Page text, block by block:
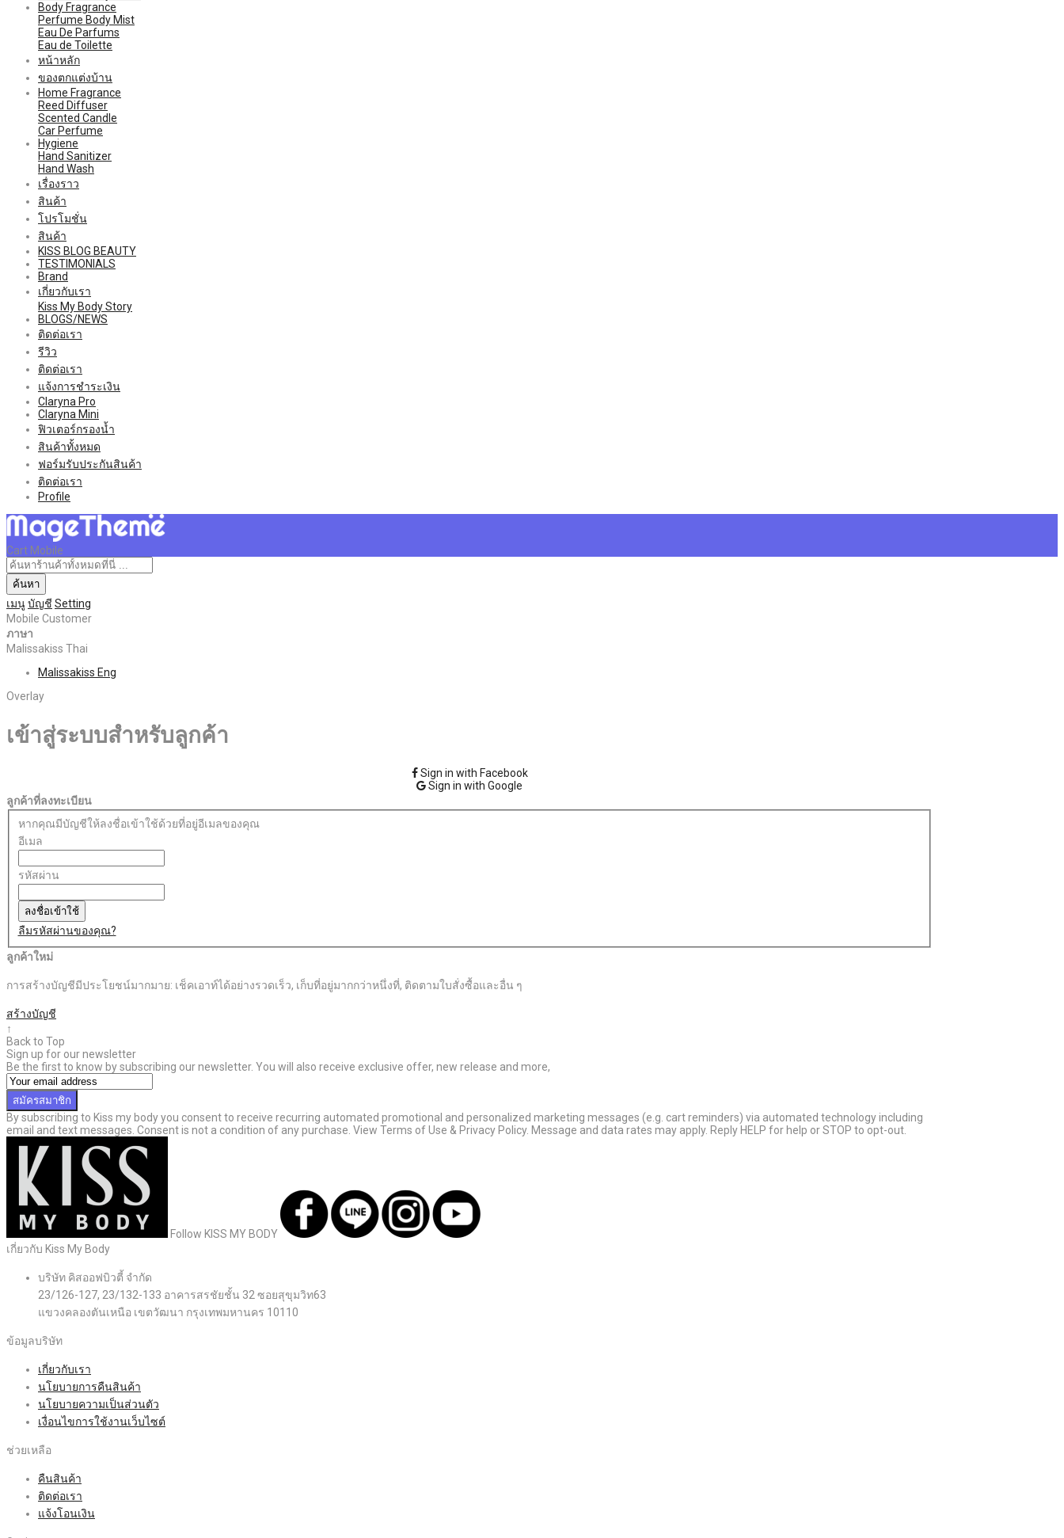
Body Fragrance
Perfume Body Mist
Eau De Parfums
Eau de Toilette
หน้าหลัก
ของตกแต่งบ้าน
Home Fragrance
Reed Diffuser
Scented Candle
Car Perfume
Hygiene
Hand Sanitizer
Hand Wash
เรื่องราว
สินค้า
โปรโมชั่น
สินค้า
KISS BLOG BEAUTY
TESTIMONIALS
Brand
เกี่ยวกับเรา
Kiss My Body Story
BLOGS/NEWS
ติดต่อเรา
รีวิว
ติดต่อเรา
แจ้งการชำระเงิน
Claryna Pro
Claryna Mini
ฟิวเตอร์กรองน้ำ
สินค้าทั้งหมด
ฟอร์มรับประกันสินค้า
ติดต่อเรา
Profile
Cart Mobile
ค้นหา
เมนูบัญชี Setting
Mobile Customer
ภาษา
Malissakiss Thai
Malissakiss Eng
Overlay
เข้าสู่ระบบสำหรับลูกค้า
Sign in with Facebook
Sign in with Google
ลูกค้าที่ลงทะเบียน
หากคุณมีบัญชีให้ลงชื่อเข้าใช้ด้วยที่อยู่อีเมลของคุณ
อีเมล
รหัสผ่าน
ลงชื่อเข้าใช้
ลืมรหัสผ่านของคุณ?
ลูกค้าใหม่
การสร้างบัญชีมีประโยชน์มากมาย: เช็คเอาท์ได้อย่างรวดเร็ว, เก็บที่อยู่มากกว่าหนึ่งที่, ติดตามใบสั่งซื้อและอื่น ๆ
สร้างบัญชี
↑
Back to Top
Sign up for our newsletter
Be the first to know by subscribing our newsletter. You will also receive exclusive offer, new release and more,
สมัครสมาชิก
By subscribing to Kiss my body you consent to receive recurring automated promotional and personalized marketing messages (e.g. cart reminders) via automated technology including
email and text messages. Consent is not a condition of any purchase. View Terms of Use & Privacy Policy. Message and data rates may apply. Reply HELP for help or STOP to opt-out.
Follow KISS MY BODY
เกี่ยวกับ Kiss My Body
บริษัท คิสออฟบิวตี้ จำกัด
23/126-127, 23/132-133 อาคารสรชัยชั้น 32 ซอยสุขุมวิท63
แขวงคลองตันเหนือ เขตวัฒนา กรุงเทพมหานคร 10110
ข้อมูลบริษัท
เกี่ยวกับเรา
นโยบายการคืนสินค้า
นโยบายความเป็นส่วนตัว
เงื่อนไขการใช้งานเว็บไซต์
ช่วยเหลือ
คืนสินค้า
ติดต่อเรา
แจ้งโอนเงิน